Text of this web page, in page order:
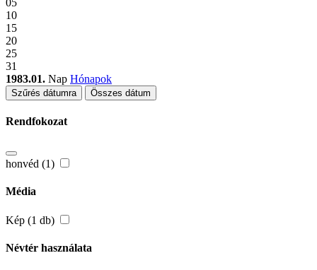
05
10
15
20
25
31
1983.01. Nap Hónapok
Szűrés dátumra Összes dátum
Rendfokozat
honvéd (1)
Média
Kép (1 db)
Névtér használata